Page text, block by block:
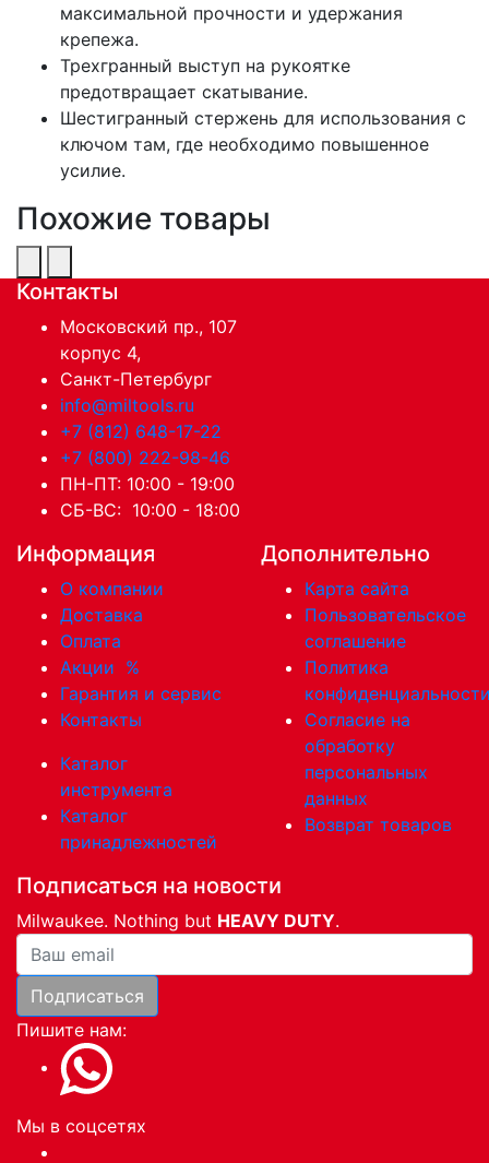
максимальной прочности и удержания
крепежа.
Трехгранный выступ на рукоятке
предотвращает скатывание.
Шестигранный стержень для использования с
ключом там, где необходимо повышенное
усилие.
Похожие товары
Контакты
Московский пр., 107
корпус 4,
Санкт-Петербург
info@miltools.ru
+7 (812) 648-17-22
+7 (800) 222-98-46
ПН-ПТ: 10:00 - 19:00
СБ-ВС: 10:00 - 18:00
Информация
О компании
Доставка
Оплата
Акции %
Гарантия и сервис
Контакты
Каталог
инструмента
Каталог
принадлежностей
Дополнительно
Карта сайта
Пользовательское
соглашение
Политика
Согласие на
обработку
персональных
данных
Возврат товаров
Подписаться на новости
Milwaukee. Nothing but HEAVY DUTY.
Ваша почта
Подписаться
Пишите нам:
Мы в соцсетях